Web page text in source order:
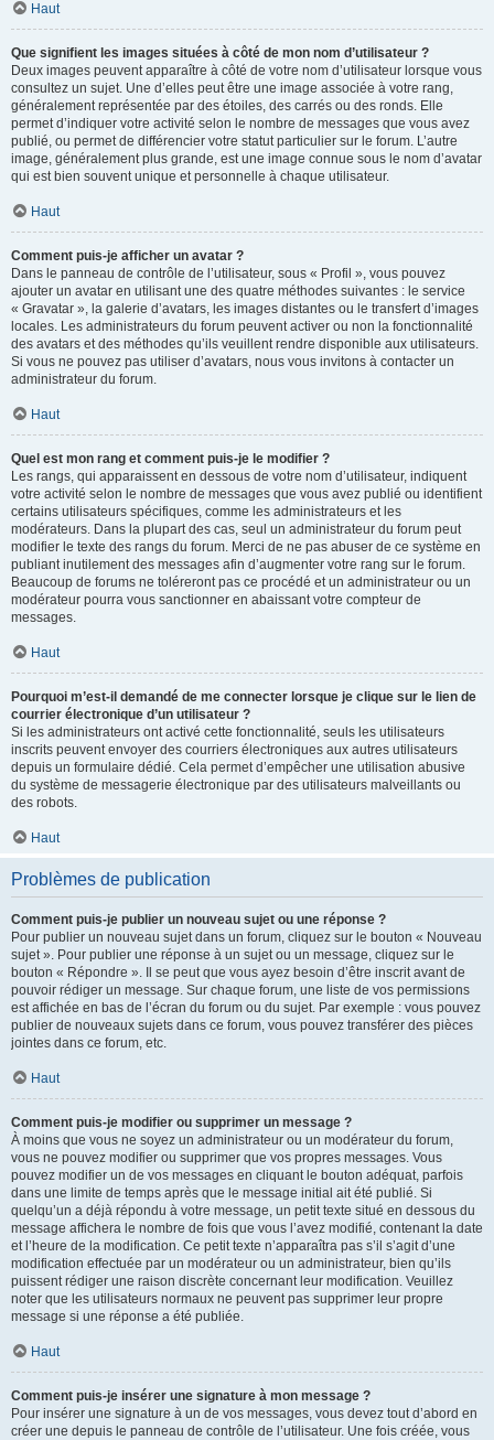
Haut
Que signifient les images situées à côté de mon nom d’utilisateur ?
Deux images peuvent apparaître à côté de votre nom d’utilisateur lorsque vous
consultez un sujet. Une d’elles peut être une image associée à votre rang,
généralement représentée par des étoiles, des carrés ou des ronds. Elle
permet d’indiquer votre activité selon le nombre de messages que vous avez
publié, ou permet de différencier votre statut particulier sur le forum. L’autre
image, généralement plus grande, est une image connue sous le nom d’avatar
qui est bien souvent unique et personnelle à chaque utilisateur.
Haut
Comment puis-je afficher un avatar ?
Dans le panneau de contrôle de l’utilisateur, sous « Profil », vous pouvez
ajouter un avatar en utilisant une des quatre méthodes suivantes : le service
« Gravatar », la galerie d’avatars, les images distantes ou le transfert d’images
locales. Les administrateurs du forum peuvent activer ou non la fonctionnalité
des avatars et des méthodes qu’ils veuillent rendre disponible aux utilisateurs.
Si vous ne pouvez pas utiliser d’avatars, nous vous invitons à contacter un
administrateur du forum.
Haut
Quel est mon rang et comment puis-je le modifier ?
Les rangs, qui apparaissent en dessous de votre nom d’utilisateur, indiquent
votre activité selon le nombre de messages que vous avez publié ou identifient
certains utilisateurs spécifiques, comme les administrateurs et les
modérateurs. Dans la plupart des cas, seul un administrateur du forum peut
modifier le texte des rangs du forum. Merci de ne pas abuser de ce système en
publiant inutilement des messages afin d’augmenter votre rang sur le forum.
Beaucoup de forums ne toléreront pas ce procédé et un administrateur ou un
modérateur pourra vous sanctionner en abaissant votre compteur de
messages.
Haut
Pourquoi m’est-il demandé de me connecter lorsque je clique sur le lien de
courrier électronique d’un utilisateur ?
Si les administrateurs ont activé cette fonctionnalité, seuls les utilisateurs
inscrits peuvent envoyer des courriers électroniques aux autres utilisateurs
depuis un formulaire dédié. Cela permet d’empêcher une utilisation abusive
du système de messagerie électronique par des utilisateurs malveillants ou
des robots.
Haut
Problèmes de publication
Comment puis-je publier un nouveau sujet ou une réponse ?
Pour publier un nouveau sujet dans un forum, cliquez sur le bouton « Nouveau
sujet ». Pour publier une réponse à un sujet ou un message, cliquez sur le
bouton « Répondre ». Il se peut que vous ayez besoin d’être inscrit avant de
pouvoir rédiger un message. Sur chaque forum, une liste de vos permissions
est affichée en bas de l’écran du forum ou du sujet. Par exemple : vous pouvez
publier de nouveaux sujets dans ce forum, vous pouvez transférer des pièces
jointes dans ce forum, etc.
Haut
Comment puis-je modifier ou supprimer un message ?
À moins que vous ne soyez un administrateur ou un modérateur du forum,
vous ne pouvez modifier ou supprimer que vos propres messages. Vous
pouvez modifier un de vos messages en cliquant le bouton adéquat, parfois
dans une limite de temps après que le message initial ait été publié. Si
quelqu’un a déjà répondu à votre message, un petit texte situé en dessous du
message affichera le nombre de fois que vous l’avez modifié, contenant la date
et l’heure de la modification. Ce petit texte n’apparaîtra pas s’il s’agit d’une
modification effectuée par un modérateur ou un administrateur, bien qu’ils
puissent rédiger une raison discrète concernant leur modification. Veuillez
noter que les utilisateurs normaux ne peuvent pas supprimer leur propre
message si une réponse a été publiée.
Haut
Comment puis-je insérer une signature à mon message ?
Pour insérer une signature à un de vos messages, vous devez tout d’abord en
créer une depuis le panneau de contrôle de l’utilisateur. Une fois créée, vous